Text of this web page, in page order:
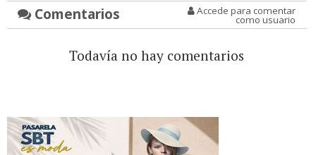
Comentarios Accede para comentar
como usuario
Todavía no hay comentarios